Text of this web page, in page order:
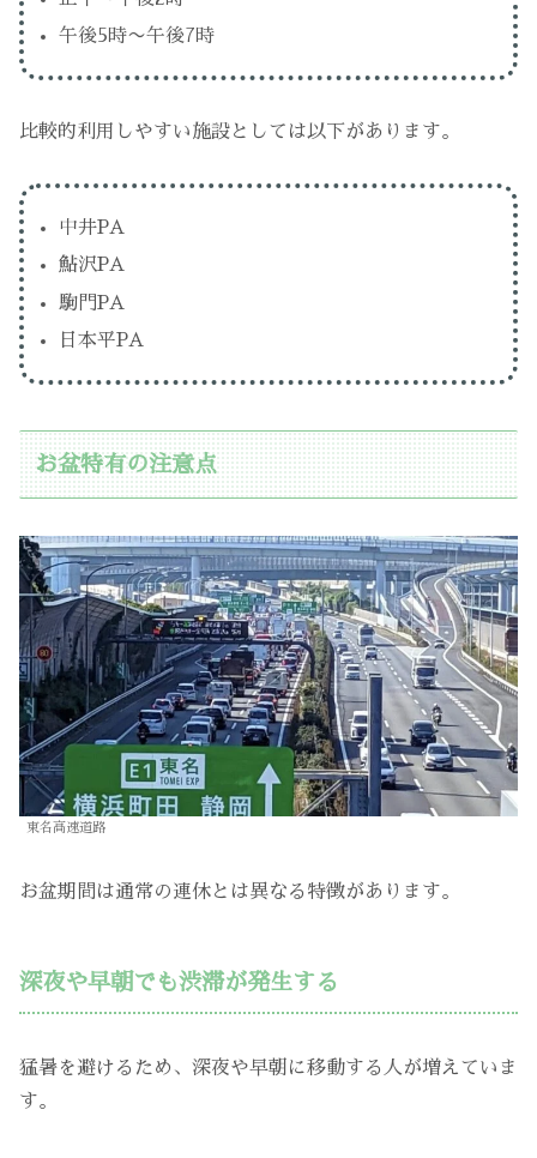
午後5時〜午後7時
比較的利用しやすい施設としては以下があります。
中井PA
鮎沢PA
駒門PA
日本平PA
お盆特有の注意点
東名高速道路
お盆期間は通常の連休とは異なる特徴があります。
深夜や早朝でも渋滞が発生する
猛暑を避けるため、深夜や早朝に移動する人が増えていま
す。